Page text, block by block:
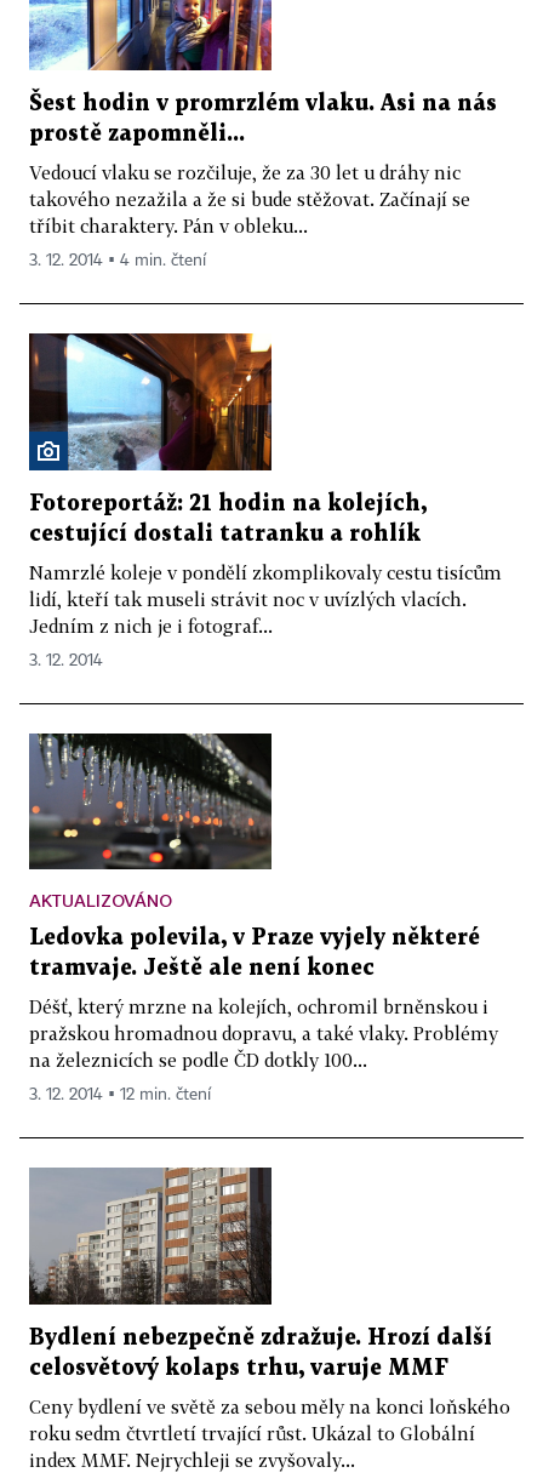
Šest hodin v promrzlém vlaku. Asi na nás
prostě zapomněli...
Vedoucí vlaku se rozčiluje, že za 30 let u dráhy nic
takového nezažila a že si bude stěžovat. Začínají se
tříbit charaktery. Pán v obleku...
3. 12. 2014 ▪ 4 min. čtení
Fotoreportáž: 21 hodin na kolejích,
cestující dostali tatranku a rohlík
Namrzlé koleje v pondělí zkomplikovaly cestu tisícům
lidí, kteří tak museli strávit noc v uvízlých vlacích.
Jedním z nich je i fotograf...
3. 12. 2014
AKTUALIZOVÁNO
Ledovka polevila, v Praze vyjely některé
tramvaje. Ještě ale není konec
Déšť, který mrzne na kolejích, ochromil brněnskou i
pražskou hromadnou dopravu, a také vlaky. Problémy
na železnicích se podle ČD dotkly 100...
3. 12. 2014 ▪ 12 min. čtení
Bydlení nebezpečně zdražuje. Hrozí další
celosvětový kolaps trhu, varuje MMF
Ceny bydlení ve světě za sebou měly na konci loňského
roku sedm čtvrtletí trvající růst. Ukázal to Globální
index MMF. Nejrychleji se zvyšovaly...